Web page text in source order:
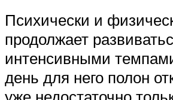
Психически и
продолжает
интенсивными
день для него полон